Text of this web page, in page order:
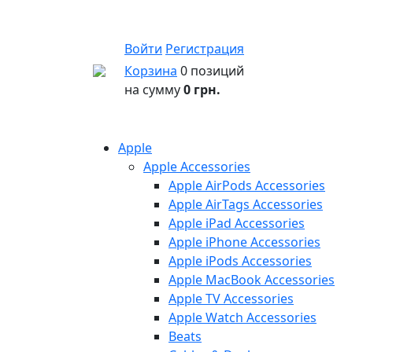
Войти Регистрация
Корзина 0 позиций
на сумму0 грн.
Apple
Apple Accessories
Apple AirPods Accessories
Apple AirTags Accessories
Apple iPad Accessories
Apple iPhone Accessories
Apple iPods Accessories
Apple MacBook Accessories
Apple TV Accessories
Apple Watch Accessories
Beats